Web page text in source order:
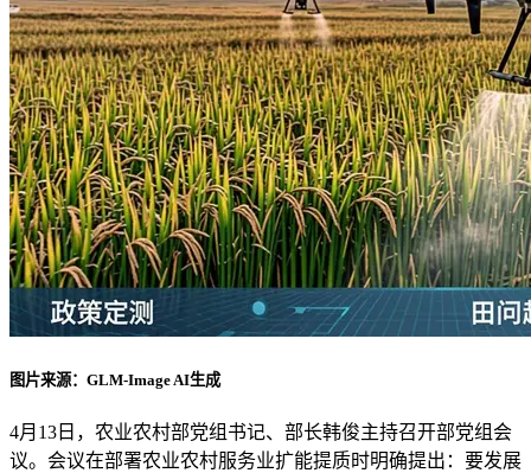
图片来源：GLM-Image AI生成
4月13日，农业农村部党组书记、部长韩俊主持召开部党组会
议。会议在部署农业农村服务业扩能提质时明确提出：要发展